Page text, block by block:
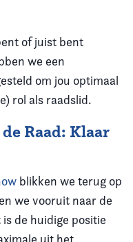
of juist bent
we een
om jou optimaal
rol als raadslid.
Raad: Klaar
blikken we terug op
we vooruit naar de
de huidige positie
uit het